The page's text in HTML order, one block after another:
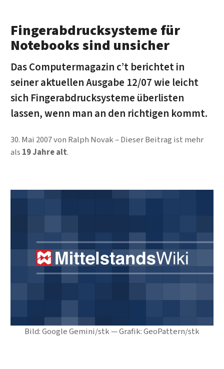
Bild: Google Gemini/stk — Grafik: GeoPattern/stk
Fingerabdrucksysteme für
Notebooks sind unsicher
Das Computermagazin c’t berichtet in
seiner aktuellen Ausgabe 12/07 wie leicht
sich Fingerabdrucksysteme überlisten
lassen, wenn man an den richtigen kommt.
30. Mai 2007von Ralph Novak
Dieser Beitrag ist mehr
als 19 Jahre alt.